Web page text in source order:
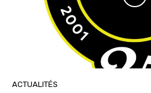
ACTUALITÉS